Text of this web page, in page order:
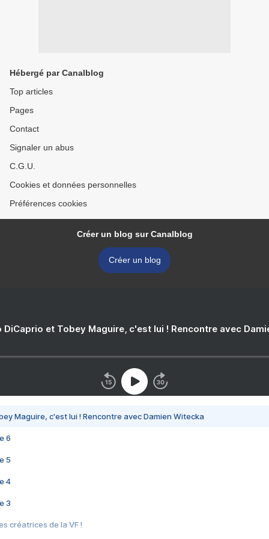
Hébergé par Canalblog
Top articles
Pages
Contact
Signaler un abus
C.G.U.
Cookies et données personnelles
Préférences cookies
Créer un blog sur Canalblog
Créer un blog
DiCaprio et Tobey Maguire, c'est lui ! Rencontre avec
Maguire, c'est lui ! Rencontre avec Damien Witecka
6
5
4
3
créatrices de la VF !